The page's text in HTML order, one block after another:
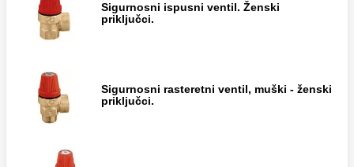
Sigurnosni ispusni ventil. Ženski
priključci.
Sigurnosni rasteretni ventil, muški - ženski
priključci.